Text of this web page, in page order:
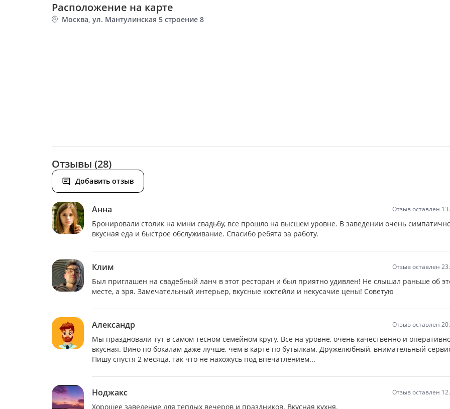
Расположение на карте
Москва, ул. Мантулинская 5 строение 8
Отзывы (28)
Добавить отзыв
Анна Отзыв оставлен
Бронировали столик на мини свадьбу, все прошло на высшем уровне. В заведении очень
вкусная еда и быстрое обслуживание. Спасибо ребята за работу.
Клим Отзыв оставлен
Был приглашен на свадебный ланч в этот ресторан и был приятно удивлен! Не слышал раньше об
месте, а зря. Замечательный интерьер, вкусные коктейли и некусачие цены! Советую
Александр Отзыв оставлен
Мы праздновали тут в самом тесном семейном кругу. Все на уровне, очень качественно и
вкусная. Вино по бокалам даже лучше, чем в карте по бутылкам. Дружелюбный, внимательный
Пишу спустя 2 месяца, так что не нахожусь под впечатлением...
Ноджакс Отзыв оставлен
Хорошее заведение для теплых вечеров и праздников. Вкусная кухня.